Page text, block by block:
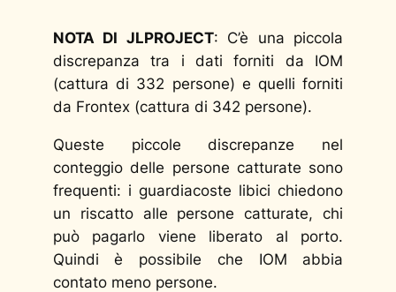
NOTA DI JLPROJECT: C’è una piccola
discrepanza tra i dati forniti da IOM
(cattura di 332 persone) e quelli forniti
da Frontex (cattura di 342 persone).
Queste piccole discrepanze nel
conteggio delle persone catturate sono
frequenti: i guardiacoste libici chiedono
un riscatto alle persone catturate, chi
può pagarlo viene liberato al porto.
Quindi è possibile che IOM abbia
contato meno persone.